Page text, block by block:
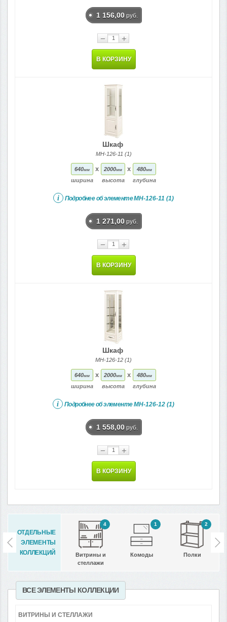
1 156,00 руб.
− +
В КОРЗИНУ
Шкаф
МН-126-11 (1)
640мм
ширина
x 2000мм
высота
x 480мм
глубина
i Подробнее об элементеМН-126-11 (1)
1 271,00 руб.
− +
В КОРЗИНУ
Шкаф
МН-126-12 (1)
640мм
ширина
x 2000мм
высота
x 480мм
глубина
i Подробнее об элементеМН-126-12 (1)
1 558,00 руб.
− +
В КОРЗИНУ
ОТДЕЛЬНЫЕ
ЭЛЕМЕНТЫ
КОЛЛЕКЦИЙ
4
Витрины и
стеллажи
1
Комоды
2
Полки
ВСЕ ЭЛЕМЕНТЫ КОЛЛЕКЦИИ
ВИТРИНЫ И СТЕЛЛАЖИ